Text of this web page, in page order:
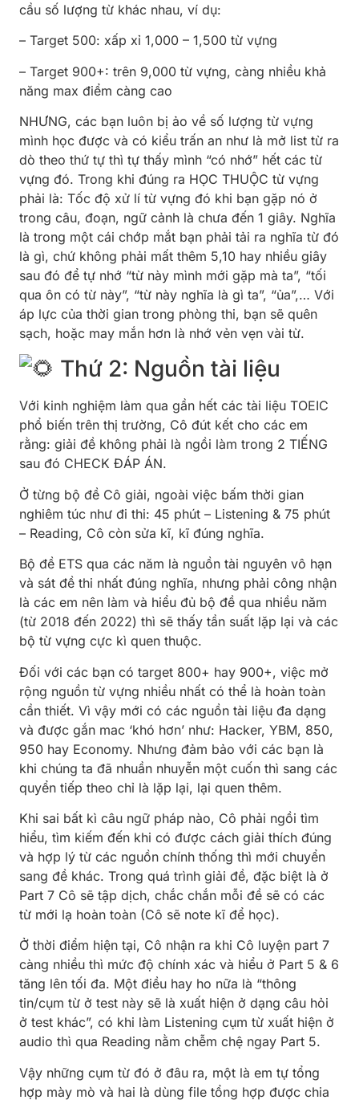
cầu số lượng từ khác nhau, ví dụ:
– Target 500: xấp xỉ 1,000 – 1,500 từ vựng
– Target 900+: trên 9,000 từ vựng, càng nhiều khả
năng max điểm càng cao
NHƯNG, các bạn luôn bị ảo về số lượng từ vựng
mình học được và có kiểu trấn an như là mở list từ ra
dò theo thứ tự thì tự thấy mình “có nhớ” hết các từ
vựng đó. Trong khi đúng ra HỌC THUỘC từ vựng
phải là: Tốc độ xử lí từ vựng đó khi bạn gặp nó ở
trong câu, đoạn, ngữ cảnh là chưa đến 1 giây. Nghĩa
là trong một cái chớp mắt bạn phải tải ra nghĩa từ đó
là gì, chứ không phải mất thêm 5,10 hay nhiều giây
sau đó để tự nhớ “từ này mình mới gặp mà ta”, “tối
qua ôn có từ này”, “từ này nghĩa là gì ta”, “ủa”,… Với
áp lực của thời gian trong phòng thi, bạn sẽ quên
sạch, hoặc may mắn hơn là nhớ vẻn vẹn vài từ.
Thứ 2: Nguồn tài liệu
Với kinh nghiệm làm qua gần hết các tài liệu TOEIC
phổ biến trên thị trường, Cô đút kết cho các em
rằng: giải đề không phải là ngồi làm trong 2 TIẾNG
sau đó CHECK ĐÁP ÁN.
Ở từng bộ đề Cô giải, ngoài việc bấm thời gian
nghiêm túc như đi thi: 45 phút – Listening & 75 phút
– Reading, Cô còn sửa kĩ, kĩ đúng nghĩa.
Bộ đề ETS qua các năm là nguồn tài nguyên vô hạn
và sát đề thi nhất đúng nghĩa, nhưng phải công nhận
là các em nên làm và hiểu đủ bộ đề qua nhiều năm
(từ 2018 đến 2022) thì sẽ thấy tần suất lặp lại và các
bộ từ vựng cực kì quen thuộc.
Đối với các bạn có target 800+ hay 900+, việc mở
rộng nguồn từ vựng nhiều nhất có thể là hoàn toàn
cần thiết. Vì vậy mới có các nguồn tài liệu đa dạng
và được gắn mac ‘khó hơn’ như: Hacker, YBM, 850,
950 hay Economy. Nhưng đảm bảo với các bạn là
khi chúng ta đã nhuần nhuyễn một cuốn thì sang các
quyển tiếp theo chỉ là lặp lại, lại quen thêm.
Khi sai bất kì câu ngữ pháp nào, Cô phải ngồi tìm
hiểu, tìm kiếm đến khi có được cách giải thích đúng
và hợp lý từ các nguồn chính thống thì mới chuyển
sang đề khác. Trong quá trình giải đề, đặc biệt là ở
Part 7 Cô sẽ tập dịch, chắc chắn mỗi đề sẽ có các
từ mới lạ hoàn toàn (Cô sẽ note kĩ để học).
Ở thời điểm hiện tại, Cô nhận ra khi Cô luyện part 7
càng nhiều thì mức độ chính xác và hiểu ở Part 5 & 6
tăng lên tối đa. Một điều hay ho nữa là “thông
tin/cụm từ ở test này sẽ là xuất hiện ở dạng câu hỏi
ở test khác”, có khi làm Listening cụm từ xuất hiện ở
audio thì qua Reading nằm chễm chệ ngay Part 5.
Vậy những cụm từ đó ở đâu ra, một là em tự tổng
hợp mày mò và hai là dùng file tổng hợp được chia